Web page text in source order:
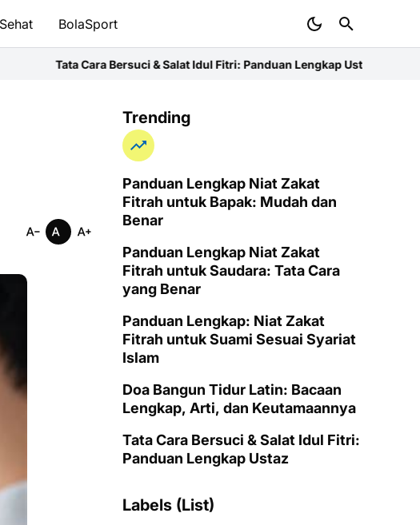
Sehat BolaSport
Bersuci & Salat Idul Fitri: Panduan Lengkap UstazNiat Zakat Fitrah untuk
Trending
Panduan Lengkap Niat Zakat
Fitrah untuk Bapak: Mudah dan
Benar
Panduan Lengkap Niat Zakat
Fitrah untuk Saudara: Tata Cara
yang Benar
Panduan Lengkap: Niat Zakat
Fitrah untuk Suami Sesuai Syariat
Islam
Doa Bangun Tidur Latin: Bacaan
Lengkap, Arti, dan Keutamaannya
Tata Cara Bersuci & Salat Idul Fitri:
Panduan Lengkap Ustaz
Labels (List)